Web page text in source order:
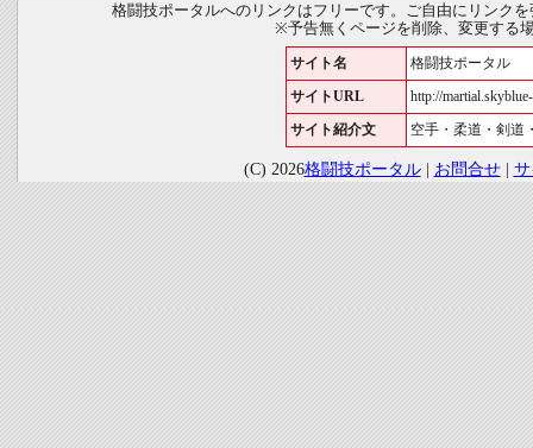
格闘技ポータルへのリンクはフリーです。ご自由にリンク
※予告無くページを削除、変更する
サイト名 格闘技ポータル
サイトURL http://
サイト紹介文 空手・柔道・剣道
(C) 2026格闘技ポータル| お問合せ|